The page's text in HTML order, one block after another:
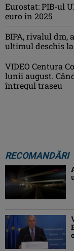
Eurostat: PIB-ul
euro în 2025
BIPA, rivalul dm,
ultimul deschis
VIDEO Centura
lunii august.
întregul traseu
RECOMANDĂRI